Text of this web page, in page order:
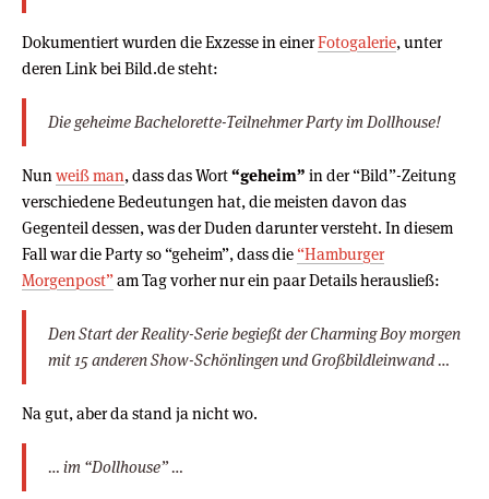
Dokumentiert wurden die Exzesse in einerFotogalerie, unter
deren Link bei Bild.de steht:
Die geheime Bachelorette-Teilnehmer Party im Dollhouse!
Nun weiß man, dass das Wort“geheim” in der “Bild”-Zeitung
verschiedene Bedeutungen hat, die meisten davon das
Gegenteil dessen, was der Duden darunter versteht. In diesem
Fall war die Party so “geheim”, dass die “Hamburger
Morgenpost”am Tag vorher nur ein paar Details herausließ:
Den Start der Reality-Serie begießt der Charming Boy morgen
mit 15 anderen Show-Schönlingen und Großbildleinwand …
Na gut, aber da stand ja nicht wo.
… im “Dollhouse” …